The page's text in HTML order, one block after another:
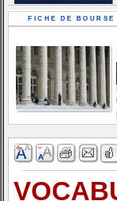
FICHE DE